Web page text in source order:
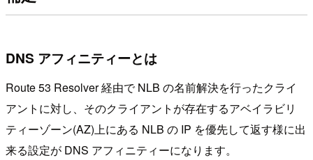
DNS アフィニティーとは
Route 53 Resolver 経由で NLB の名前解決を行ったクライ
アントに対し、そのクライアントが存在するアベイラビリ
ティーゾーン(AZ)上にある NLB の IP を優先して返す様に出
来る設定が DNS アフィニティーになります。